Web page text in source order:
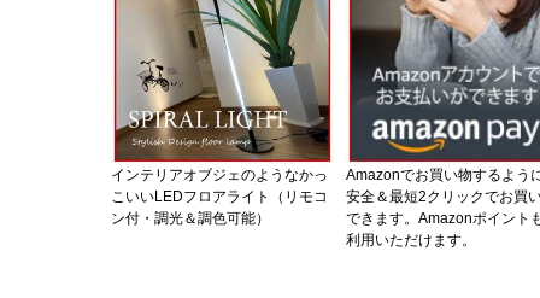
インテリアオブジェのようなかっ
こいいLEDフロアライト（リモコ
ン付・調光＆調色可能）
Amazonでお買い物するよう
安全＆最短2クリックでお買
できます。Amazonポイント
利用いただけます。